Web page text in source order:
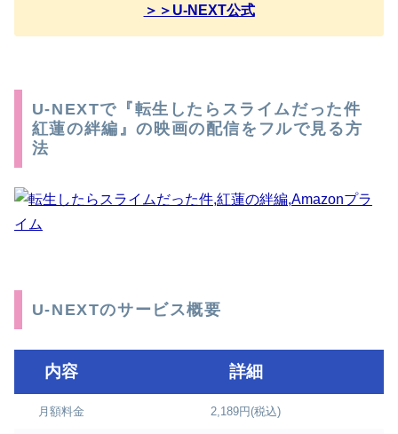
＞＞U-NEXT公式
U-NEXTで『転生したらスライムだった件
紅蓮の絆編』の映画の配信をフルで見る方
法
U-NEXTのサービス概要
内容 詳細
月額料金 2,189円(税込)